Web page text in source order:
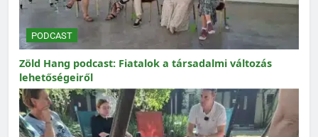
PODCAST
Zöld Hang podcast: Fiatalok a társadalmi változás
lehetőségeiről